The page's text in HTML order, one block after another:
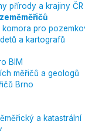
přírody a krajiny ČR
komora pro
a kartografů
BIM
měřičů a geologů
Brno
a katastrální